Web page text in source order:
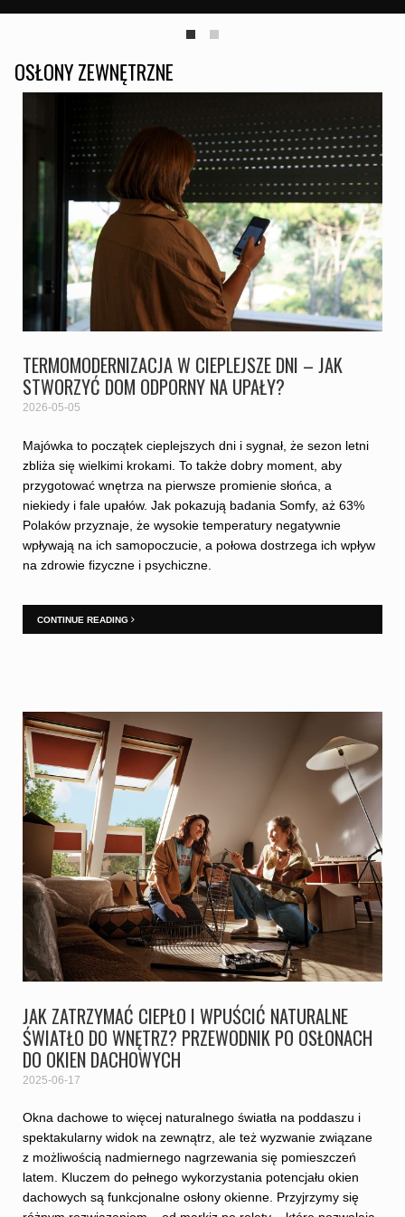
OSŁONY ZEWNĘTRZNE
TERMOMODERNIZACJA W CIEPLEJSZE DNI – JAK
STWORZYĆ DOM ODPORNY NA UPAŁY?
2026-05-05
Majówka to początek cieplejszych dni i sygnał, że sezon letni
zbliża się wielkimi krokami. To także dobry moment, aby
przygotować wnętrza na pierwsze promienie słońca, a
niekiedy i fale upałów. Jak pokazują badania Somfy, aż 63%
Polaków przyznaje, że wysokie temperatury negatywnie
wpływają na ich samopoczucie, a połowa dostrzega ich wpływ
na zdrowie fizyczne i psychiczne.
CONTINUE READING
JAK ZATRZYMAĆ CIEPŁO I WPUŚCIĆ NATURALNE
ŚWIATŁO DO WNĘTRZ? PRZEWODNIK PO OSŁONACH
DO OKIEN DACHOWYCH
2025-06-17
Okna dachowe to więcej naturalnego światła na poddaszu i
spektakularny widok na zewnątrz, ale też wyzwanie związane
z możliwością nadmiernego nagrzewania się pomieszczeń
latem. Kluczem do pełnego wykorzystania potencjału okien
dachowych są funkcjonalne osłony okienne. Przyjrzymy się